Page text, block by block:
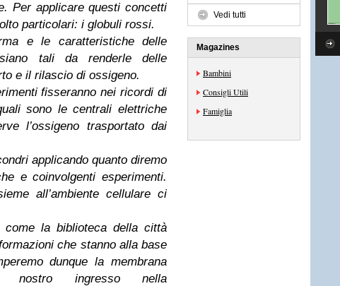
Per applicare questi concetti
particolari: i globuli rossi.
e le caratteristiche delle
tali da renderle delle
e il rilascio di ossigeno.
fisseranno nei ricordi di
sono le centrali elettriche
l’ossigeno trasportato dai
applicando quanto diremo
e coinvolgenti esperimenti.
all’ambiente cellulare ci
come la biblioteca della città
che stanno alla base
dunque la membrana
ingresso nella
Vedi tutti
Magazines
Bambini
Consigli Utili
Famiglia